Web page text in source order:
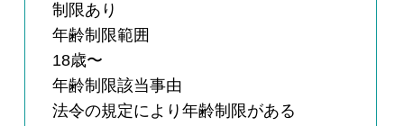
制限あり
年齢制限範囲
18歳〜
年齢制限該当事由
法令の規定により年齢制限がある